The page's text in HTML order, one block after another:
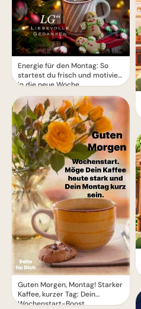
Energie für den Montag: So
startest du frisch und motiviert
in die neue Woche
Guten Morgen, Montag! Starker
Kaffee, kurzer Tag: Dein
Wochenstart-Boost.